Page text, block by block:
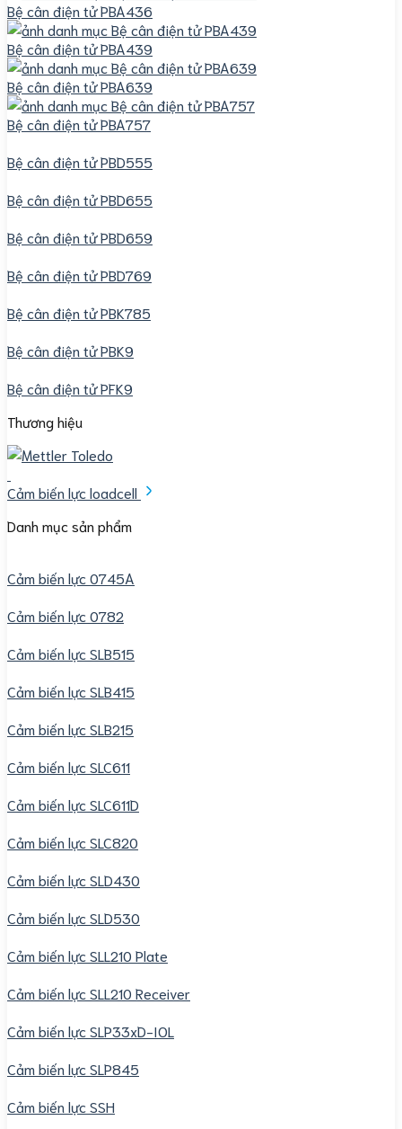
Bệ cân điện tử PBA436
Bệ cân điện tử PBA439
Bệ cân điện tử PBA639
Bệ cân điện tử PBA757
Bệ cân điện tử PBD555
Bệ cân điện tử PBD655
Bệ cân điện tử PBD659
Bệ cân điện tử PBD769
Bệ cân điện tử PBK785
Bệ cân điện tử PBK9
Bệ cân điện tử PFK9
Thương hiệu
Cảm biến lực loadcell
Danh mục sản phẩm
Cảm biến lực 0745A
Cảm biến lực 0782
Cảm biến lực SLB515
Cảm biến lực SLB415
Cảm biến lực SLB215
Cảm biến lực SLC611
Cảm biến lực SLC611D
Cảm biến lực SLC820
Cảm biến lực SLD430
Cảm biến lực SLD530
Cảm biến lực SLL210 Plate
Cảm biến lực SLL210 Receiver
Cảm biến lực SLP33xD-IOL
Cảm biến lực SLP845
Cảm biến lực SSH